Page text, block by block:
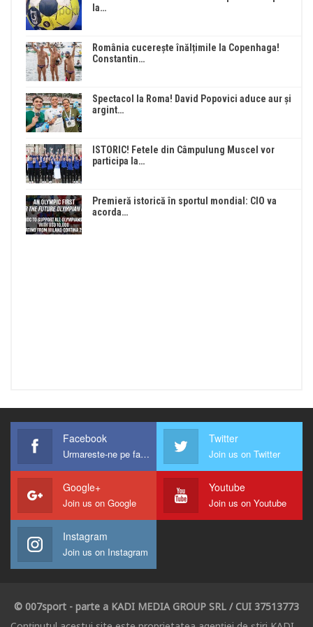
la…
România cucerește înălțimile la Copenhaga!
Constantin…
Spectacol la Roma! David Popovici aduce aur și
argint…
ISTORIC! Fetele din Câmpulung Muscel vor
participa la…
Premieră istorică în sportul mondial: CIO va
acorda…
Facebook
Urmareste-ne pe facebook !
Twitter
Join us on Twitter
Google+
Join us on Google
Youtube
Join us on Youtube
Instagram
Join us on Instagram
© 007sport - parte a KADI MEDIA GROUP SRL / CUI 37513773